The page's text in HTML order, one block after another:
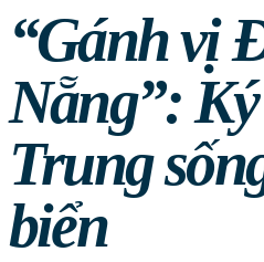
“Gánh vị
Nẵng”:
Trung
biển